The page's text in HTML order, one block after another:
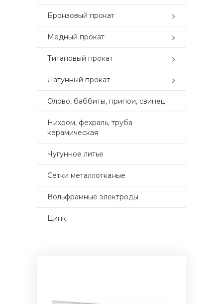
Бронзовый прокат
Медный прокат
Титановый прокат
Латунный прокат
Олово, баббиты, припои, свинец
Нихром, фехраль, труба
керамическая
Чугунное литье
Сетки металлотканые
Вольфрамные электроды
Цинк